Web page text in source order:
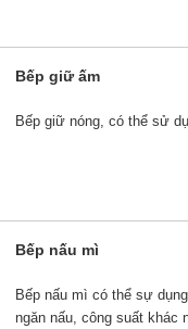
Bếp giữ ấm
Bếp giữ nóng, có thể sử
Bếp nấu mì
Bếp nấu mì có thể sự
ngăn nấu, công suất khác